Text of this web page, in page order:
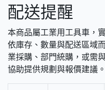
配送提醒
本商品屬工業用工具車，
依庫存、數量與配送區域
業採購、部門統購，或需
協助提供規劃與報價建議。